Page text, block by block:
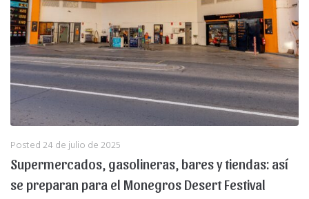
Posted24 de julio de 2025
Supermercados, gasolineras, bares y tiendas: así
se preparan para el Monegros Desert Festival